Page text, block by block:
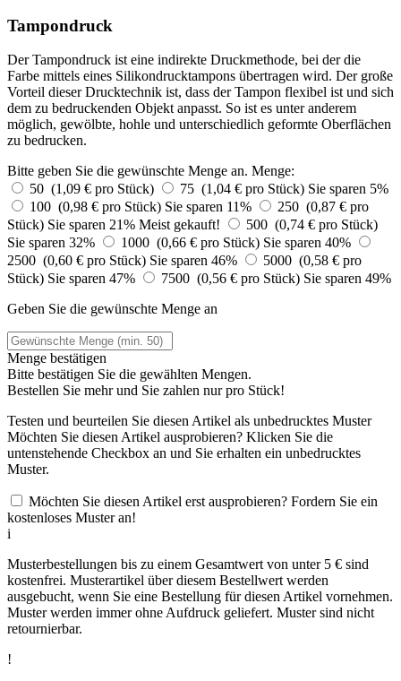
Tampondruck
Der Tampondruck ist eine indirekte Druckmethode, bei der die
Farbe mittels eines Silikondrucktampons übertragen wird. Der große
Vorteil dieser Drucktechnik ist, dass der Tampon flexibel ist und sich
dem zu bedruckenden Objekt anpasst. So ist es unter anderem
möglich, gewölbte, hohle und unterschiedlich geformte Oberflächen
zu bedrucken.
Bitte geben Sie die gewünschte Menge an. Menge:
50 (1,09 € pro Stück)
75 (1,04 € pro Stück) Sie sparen 5%
100 (0,98 € pro Stück) Sie sparen 11%
250 (0,87 € pro
Stück) Sie sparen 21% Meist gekauft!
500 (0,74 € pro Stück)
Sie sparen 32%
1000 (0,66 € pro Stück) Sie sparen 40%
2500 (0,60 € pro Stück) Sie sparen 46%
5000 (0,58 € pro
Stück) Sie sparen 47% 7500 (0,56 € pro Stück) Sie sparen 49%
Geben Sie die gewünschte Menge an
Menge bestätigen
Bitte bestätigen Sie die gewählten Mengen.
Bestellen Sie mehr und Sie zahlen nurpro Stück!
Testen und beurteilen Sie diesen Artikel als unbedrucktes Muster
Möchten Sie diesen Artikel ausprobieren? Klicken Sie die
untenstehende Checkbox an und Sie erhalten ein unbedrucktes
Muster.
Möchten Sie diesen Artikel erst ausprobieren? Fordern Sie ein
kostenloses Muster an!
i
Musterbestellungen bis zu einem Gesamtwert von unter 5 € sind
kostenfrei. Musterartikel über diesem Bestellwert werden
ausgebucht, wenn Sie eine Bestellung für diesen Artikel vornehmen.
Muster werden immer ohne Aufdruck geliefert. Muster sind nicht
retournierbar.
!